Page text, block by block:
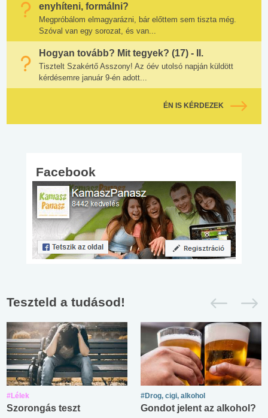
enyhíteni, formálni?
Megpróbálom elmagyarázni, bár előttem sem tiszta még.
Szóval van egy sorozat, és van...
Hogyan tovább? Mit tegyek? (17) - II.
Tisztelt Szakértő Asszony! Az óév utolsó napján küldött
kérdésemre január 9-én adott...
ÉN IS KÉRDEZEK
Facebook
Teszteld a tudásod!
#Lélek
Szorongás teszt
#Drog, cigi, alkohol
Gondot jelent az alkohol?